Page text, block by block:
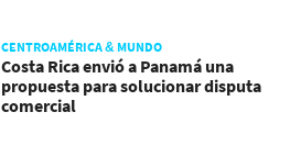
CENTROAMÉRICA & MUNDO
Costa Rica envió a Panamá una
propuesta para solucionar disputa
comercial